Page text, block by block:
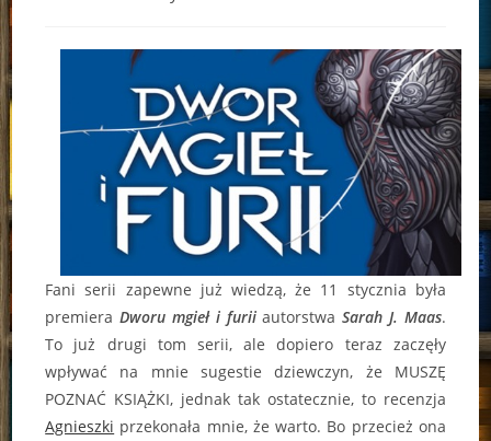
Fani serii zapewne już wiedzą, że 11 stycznia była
premieraDworu mgieł i furiiautorstwaSarah J. Maas.
To już drugi tom serii, ale dopiero teraz zaczęły
wpływać na mnie sugestie dziewczyn, że MUSZĘ
POZNAĆ KSIĄŻKI, jednak tak ostatecznie, to recenzja
Agnieszki przekonała mnie, że warto. Bo przecież ona